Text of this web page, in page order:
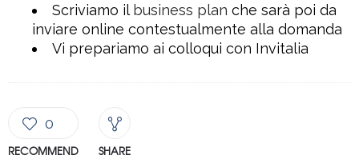
Scriviamo il business plan che sarà poi da
inviare online contestualmente alla domanda
Vi prepariamo ai colloqui con Invitalia
0
RECOMMEND SHARE